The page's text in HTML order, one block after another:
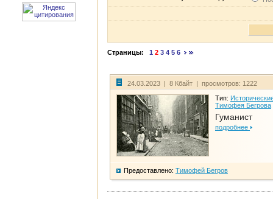
Страницы: 1 2 3 4 5 6
24.03.2023 | 8 Кбайт | просмотров: 1222
Тип:
Тимофея Бегрова
Гуманист
подробнее
Предоставлено: Тимофей Бегров